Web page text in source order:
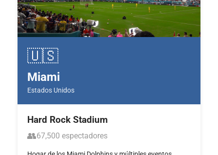
🇺🇸
Miami
Estados Unidos
Hard Rock Stadium
👥67,500 espectadores